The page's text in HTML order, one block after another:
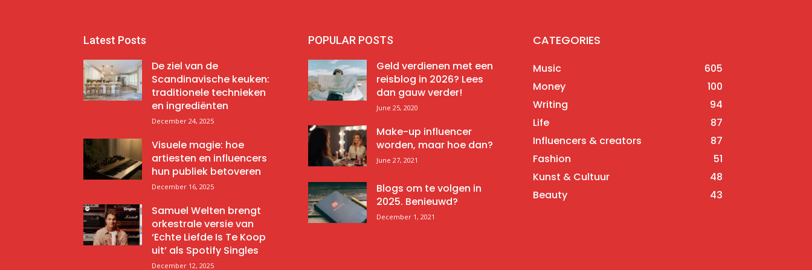
Latest Posts
De ziel van de
Scandinavische keuken:
traditionele technieken
en ingrediënten
December 24, 2025
Visuele magie: hoe
artiesten en influencers
hun publiek betoveren
December 16, 2025
Samuel Welten brengt
orkestrale versie van
‘Echte Liefde Is Te Koop
uit’ als Spotify Singles
December 12, 2025
POPULAR POSTS
Geld verdienen met een
reisblog in 2026? Lees
dan gauw verder!
June 25, 2020
Make-up influencer
worden, maar hoe dan?
June 27, 2021
Blogs om te volgen in
2025. Benieuwd?
December 1, 2021
CATEGORIES
Music
605
Money
100
Writing
94
Life
87
Influencers & creators
87
Fashion
51
Kunst & Cultuur
48
Beauty
43